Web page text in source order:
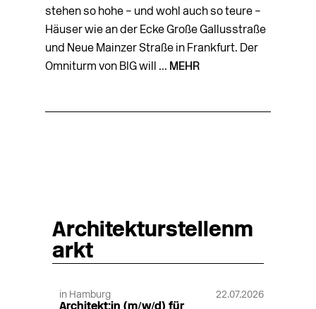
stehen so hohe – und wohl auch so teure –
Häuser wie an der Ecke Große Gallusstraße
und Neue Mainzer Straße in Frankfurt. Der
Omniturm von BIG will ... MEHR
Architekturstellenm
arkt
in Hamburg 22.07.2026
Architekt:in (m/w/d) für